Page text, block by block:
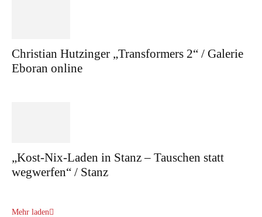
Christian Hutzinger „Transformers 2“ / Galerie
Eboran online
„Kost-Nix-Laden in Stanz – Tauschen statt
wegwerfen“ / Stanz
Mehr laden